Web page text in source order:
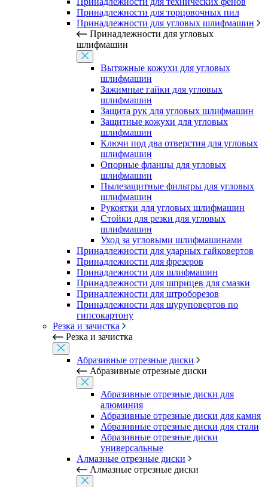
Принадлежности для торцовочных пил
Принадлежности для угловых шлифмашин
Принадлежности для угловых
шлифмашин
Вытяжные кожухи для угловых
шлифмашин
Зажимные гайки для угловых
шлифмашин
Защита рук для угловых шлифмашин
Защитные кожухи для угловых
шлифмашин
Ключи под два отверстия для угловых
шлифмашин
Опорные фланцы для угловых
шлифмашин
Пылезащитные фильтры для угловых
шлифмашин
Рукоятки для угловых шлифмашин
Стойки для резки для угловых
шлифмашин
Уход за угловыми шлифмашинами
Принадлежности для ударных гайковертов
Принадлежности для фрезеров
Принадлежности для шлифмашин
Принадлежности для шприцев для смазки
Принадлежности для штроборезов
Принадлежности для шуруповертов по
гипсокартону
Резка и зачистка
Резка и зачистка
Абразивные отрезные диски
Абразивные отрезные диски
Абразивные отрезные диски для
алюминия
Абразивные отрезные диски для камня
Абразивные отрезные диски для стали
Абразивные отрезные диски
универсальные
Алмазные отрезные диски
Алмазные отрезные диски